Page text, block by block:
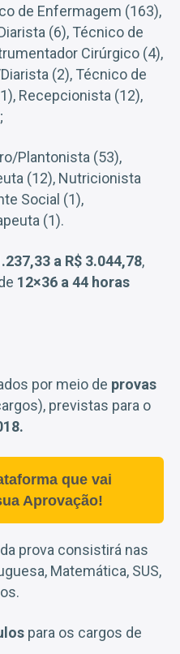
de Enfermagem (163),
(6), Técnico de
Cirúrgico (4),
(2), Técnico de
Recepcionista (12),
Plantonista (53),
(12), Nutricionista
Social (1),
(1).
a R$ 3.044,78,
12×36 a 44 horas
por meio de provas
previstas para o
que vai
Aprovação!
prova consistirá nas
Matemática, SUS,
para os cargos de